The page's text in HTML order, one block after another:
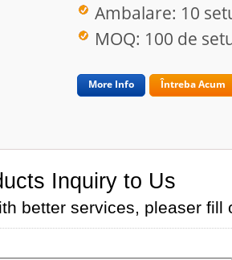
Ambalare: 10
MOQ: 100 de
More Info Întreba Acum